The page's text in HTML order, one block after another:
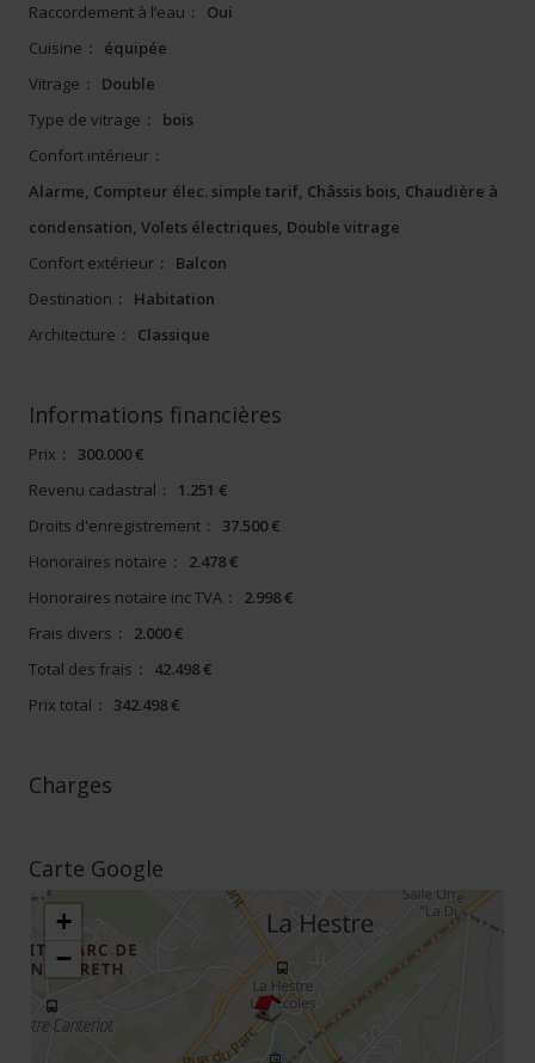
Raccordement à l’eau :
Oui
Cuisine :
équipée
Vitrage :
Double
Type de vitrage :
bois
Confort intérieur :
Alarme, Compteur élec. simple tarif, Châssis bois, Chaudière à
condensation, Volets électriques, Double vitrage
Confort extérieur :
Balcon
Destination :
Habitation
Architecture : Classique
Informations financières
Prix :
300.000 €
Revenu cadastral :
1.251 €
Droits d'enregistrement :
37.500 €
Honoraires notaire :
2.478 €
Honoraires notaire inc TVA :
2.998 €
Frais divers :
2.000 €
Total des frais :
42.498 €
Prix total : 342.498 €
Charges
Carte Google
+
−